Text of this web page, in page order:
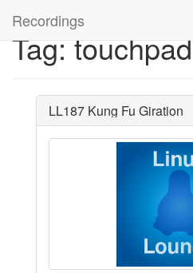
Recordings
Tag: touchpad
LL187 Kung Fu Giration